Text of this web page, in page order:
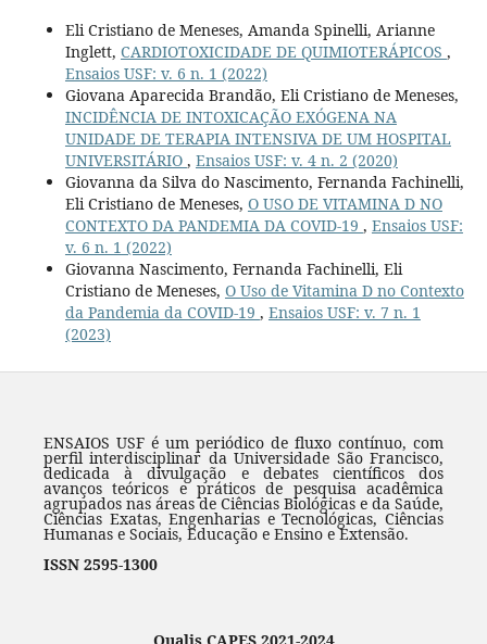
Eli Cristiano de Meneses, Amanda Spinelli, Arianne
Inglett, CARDIOTOXICIDADE DE QUIMIOTERÁPICOS ,
Ensaios USF: v. 6 n. 1 (2022)
Giovana Aparecida Brandão, Eli Cristiano de Meneses,
INCIDÊNCIA DE INTOXICAÇÃO EXÓGENA NA
UNIDADE DE TERAPIA INTENSIVA DE UM HOSPITAL
UNIVERSITÁRIO , Ensaios USF: v. 4 n. 2 (2020)
Giovanna da Silva do Nascimento, Fernanda Fachinelli,
Eli Cristiano de Meneses, O USO DE VITAMINA D NO
CONTEXTO DA PANDEMIA DA COVID-19 , Ensaios USF:
v. 6 n. 1 (2022)
Giovanna Nascimento, Fernanda Fachinelli, Eli
Cristiano de Meneses, O Uso de Vitamina D no Contexto
da Pandemia da COVID-19 , Ensaios USF: v. 7 n. 1
(2023)
ENSAIOS USF é um periódico de fluxo contínuo, com
perfil interdisciplinar da Universidade São Francisco,
dedicada à divulgação e debates científicos dos
avanços teóricos e práticos de pesquisa acadêmica
agrupados nas áreas de Ciências Biológicas e da Saúde,
Ciências Exatas, Engenharias e Tecnológicas, Ciências
Humanas e Sociais, Educação e Ensino e Extensão.
ISSN 2595-1300